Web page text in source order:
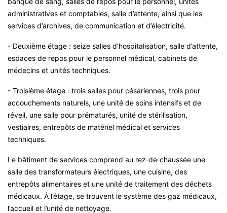
administratives et comptables, salle d’attente, ainsi que les
services d’archives, de communication et d’électricité.
- Deuxième étage : seize salles d’hospitalisation, salle d’attente,
espaces de repos pour le personnel médical, cabinets de
médecins et unités techniques.
- Troisième étage : trois salles pour césariennes, trois pour
accouchements naturels, une unité de soins intensifs et de
réveil, une salle pour prématurés, unité de stérilisation,
vestiaires, entrepôts de matériel médical et services
techniques.
Le bâtiment de services comprend au rez‑de‑chaussée une
salle des transformateurs électriques, une cuisine, des
entrepôts alimentaires et une unité de traitement des déchets
médicaux. À l’étage, se trouvent le système des gaz médicaux,
l’accueil et l’unité de nettoyage.